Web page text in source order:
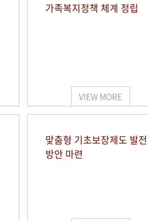
가족복지정책 체계 정립
VIEW MORE
맞춤형 기초보장제도 발전
방안 마련